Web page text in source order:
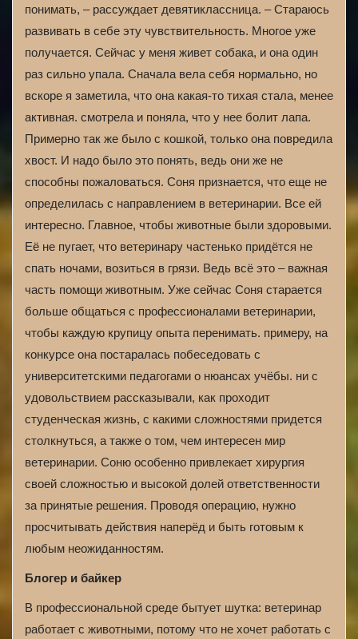
понимать, – рассуждает девятиклассница. – Стараюсь
развивать в себе эту чувствительность. Многое уже
получается. Сейчас у меня живет собака, и она один
раз сильно упала. Сначала вела себя нормально, но
вскоре я заметила, что она какая-то тихая стала, менее
активная. смотрела и поняла, что у нее болит лапа.
Примерно так же было с кошкой, только она повредила
хвост. И надо было это понять, ведь они же не
способны пожаловаться. Соня признается, что еще не
определилась с направлением в ветеринарии. Все ей
интересно. Главное, чтобы животные были здоровыми.
Её не пугает, что ветеринару частенько придётся не
спать ночами, возиться в грязи. Ведь всё это – важная
часть помощи животным. Уже сейчас Соня старается
больше общаться с профессионалами ветеринарии,
чтобы каждую крупицу опыта перенимать. примеру, на
конкурсе она постаралась побеседовать с
университетскими педагогами о нюансах учёбы. ни с
удовольствием рассказывали, как проходит
студенческая жизнь, с какими сложностями придется
столкнуться, а также о том, чем интересен мир
ветеринарии. Соню особенно привлекает хирургия
своей сложностью и высокой долей ответственности
за принятые решения. Проводя операцию, нужно
просчитывать действия наперёд и быть готовым к
любым неожиданностям.
Блогер и байкер
В профессиональной среде бытует шутка: ветеринар
работает с животными, потому что не хочет работать с